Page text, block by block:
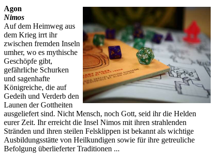
Agon
Nimos
Auf dem Heimweg aus
dem Krieg irrt ihr
zwischen fremden Inseln
umher, wo es mythische
Geschöpfe gibt,
gefährliche Schurken
und sagenhafte
Königreiche, die auf
Gedeih und Verderb den
Launen der Gottheiten
ausgeliefert sind. Nicht Mensch, noch Gott, seid ihr die Helden
eurer Zeit. Ihr erreicht die Insel Nimos mit ihren strahlenden
Stränden und ihren steilen Felsklippen ist bekannt als wichtige
Ausbildungsstätte von Heilkundigen sowie für ihre getreuliche
Befolgung überlieferter Traditionen ...